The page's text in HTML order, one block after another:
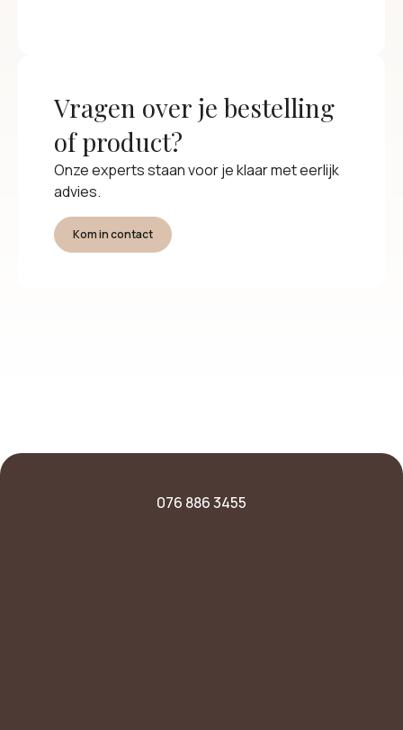
Vragen over je bestelling
of product?
Onze experts staan voor je klaar met eerlijk
advies.
Kom in contact
076 886 3455